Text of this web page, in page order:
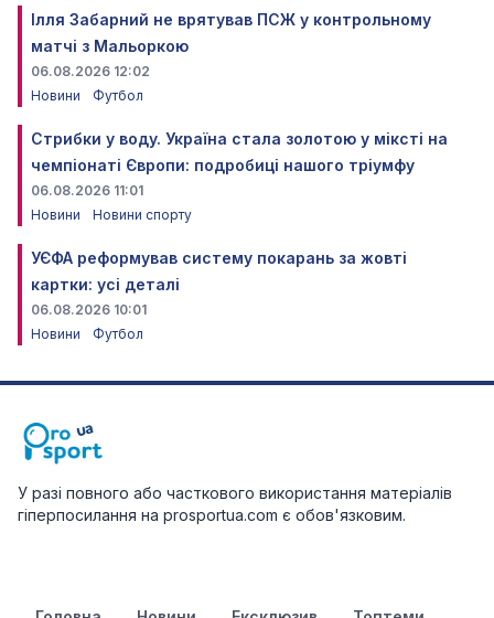
Ілля Забарний не врятував ПСЖ у контрольному
матчі з Мальоркою
06.08.2026 12:02
Новини
Футбол
Стрибки у воду. Україна стала золотою у міксті на
чемпіонаті Європи: подробиці нашого тріумфу
06.08.2026 11:01
Новини
Новини спорту
УЄФА реформував систему покарань за жовті
картки: усі деталі
06.08.2026 10:01
Новини
Футбол
У разі повного або часткового використання матеріалів
гіперпосилання на prosportua.com є обов'язковим.